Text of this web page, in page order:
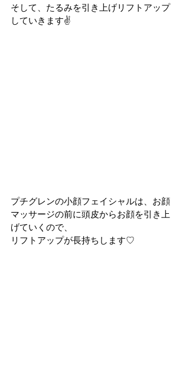
そして、たるみを引き上げリフトアップ
していきます✌
プチグレンの小顔フェイシャルは、お顔
マッサージの前に頭皮からお顔を引き上
げていくので、
リフトアップが長持ちします♡